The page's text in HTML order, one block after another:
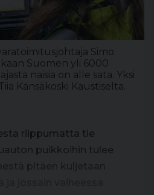
Simo
Suomen yli 6000
naisia on alle sata. Yksi
Känsäkoski Kaustiselta.
riippumatta tie
puikkoihin tulee